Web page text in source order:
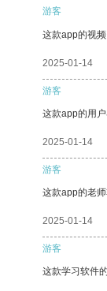
游客
这款app的视
2025-01-14
游客
这款app的用
2025-01-14
游客
这款app的老
2025-01-14
游客
这款学习软件